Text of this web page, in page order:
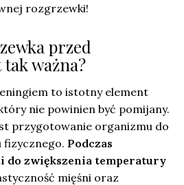
rozgrzewki!
przed
ważna?
to istotny element
nie powinien być pomijany.
przygotowanie organizmu do
fizycznego. Podczas
do zwiększenia temperatury
mięśni oraz